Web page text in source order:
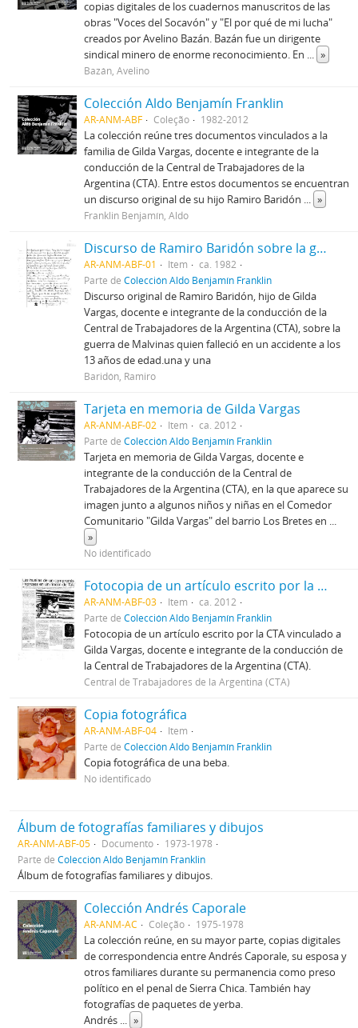
copias digitales de los cuadernos manuscritos de las
obras "Voces del Socavón" y "El por qué de mi lucha"
creados por Avelino Bazán. Bazán fue un dirigente
sindical minero de enorme reconocimiento. En ... »
Bazán, Avelino
Colección Aldo Benjamín Franklin
AR-ANM-ABF Coleção 1982-2012
La colección reúne tres documentos vinculados a la
familia de Gilda Vargas, docente e integrante de la
conducción de la Central de Trabajadores de la
Argentina (CTA). Entre estos documentos se encuentran
un discurso original de su hijo Ramiro Baridón ... »
Franklin Benjamín, Aldo
Discurso de Ramiro Baridón sobre la guerra de Malvinas
AR-ANM-ABF-01 Item
ca. 1982
Parte deColección Aldo Benjamín Franklin
Discurso original de Ramiro Baridón, hijo de Gilda
Vargas, docente e integrante de la conducción de la
Central de Trabajadores de la Argentina (CTA), sobre la
guerra de Malvinas quien falleció en un accidente a los
13 años de edad.una y una
Baridón, Ramiro
Tarjeta en memoria de Gilda Vargas
AR-ANM-ABF-02 Item
ca. 2012
Parte deColección Aldo Benjamín Franklin
Tarjeta en memoria de Gilda Vargas, docente e
integrante de la conducción de la Central de
Trabajadores de la Argentina (CTA), en la que aparece su
imagen junto a algunos niños y niñas en el Comedor
Comunitario "Gilda Vargas" del barrio Los Bretes en ...
»
No identificado
Fotocopia de un artículo escrito por la CTA sobre Gilda Vargas
AR-ANM-ABF-03 Item
ca. 2012
Parte deColección Aldo Benjamín Franklin
Fotocopia de un artículo escrito por la CTA vinculado a
Gilda Vargas, docente e integrante de la conducción de
la Central de Trabajadores de la Argentina (CTA).
Central de Trabajadores de la Argentina (CTA)
Copia fotográfica
AR-ANM-ABF-04
Item
Parte deColección Aldo Benjamín Franklin
Copia fotográfica de una beba.
No identificado
Álbum de fotografías familiares y dibujos
AR-ANM-ABF-05 Documento
1973-1978
Parte de Colección Aldo Benjamín Franklin
Álbum de fotografías familiares y dibujos.
Colección Andrés Caporale
AR-ANM-AC Coleção 1975-1978
La colección reúne, en su mayor parte, copias digitales
de correspondencia entre Andrés Caporale, su esposa y
otros familiares durante su permanencia como preso
político en el penal de Sierra Chica. También hay
fotografías de paquetes de yerba.
Andrés ... »